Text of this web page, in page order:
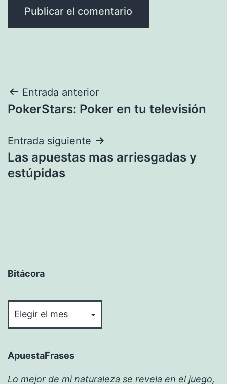
Navegación
de
entradas
Entrada anterior
PokerStars: Poker en tu televisión
Entrada siguiente
Las apuestas mas arriesgadas y
estúpidas
Bitácora
ApuestaFrases
Lo mejor de mi naturaleza se revela en el juego,